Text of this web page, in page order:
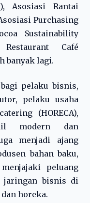
Asosiasi Rantai
Purchasing
Sustainability
Café
banyak lagi.
pelaku bisnis,
pelaku usaha
(HORECA),
modern dan
menjadi ajang
bahan baku,
peluang
jaringan bisnis di
horeka.